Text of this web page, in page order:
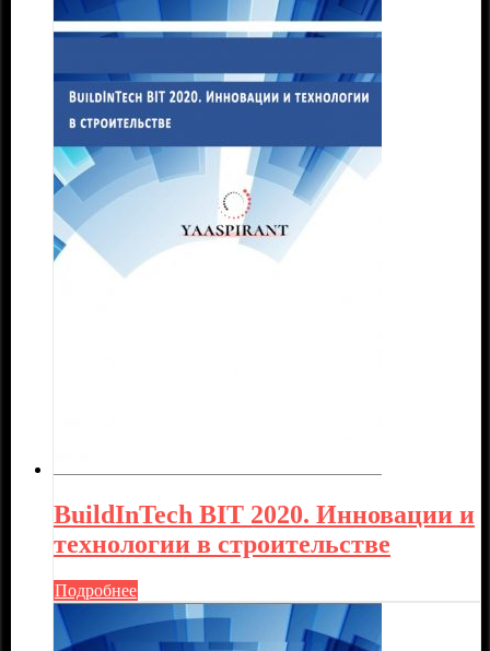
BuildInTech BIT 2020. Инновации и
технологии в строительстве
Подробнее